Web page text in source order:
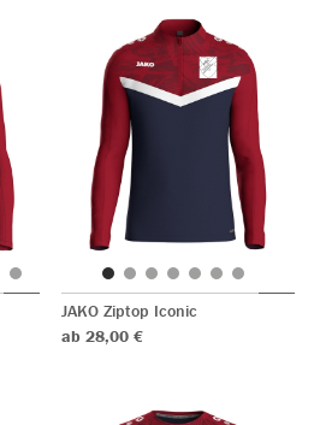
JAKO Ziptop Iconic
ab 28,00 €